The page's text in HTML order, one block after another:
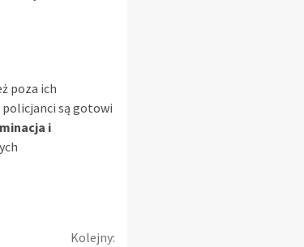
poza ich
policjanci są gotowi
i
Kolejny: